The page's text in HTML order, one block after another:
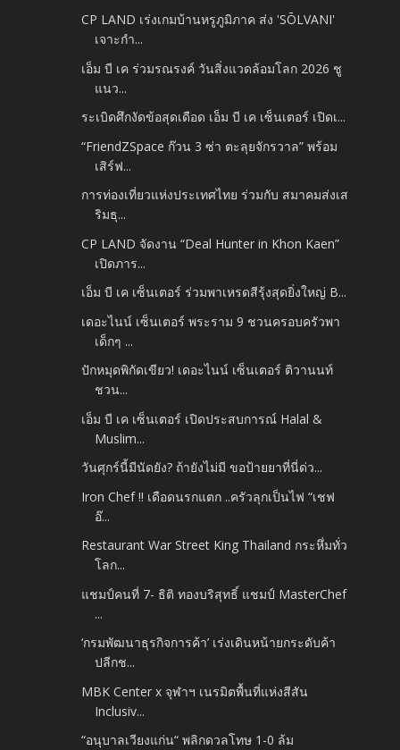
CP LAND เร่งเกมบ้านหรูภูมิภาค ส่ง 'SŌLVANI'
เจาะกำ...
เอ็ม บี เค ร่วมรณรงค์ วันสิ่งแวดล้อมโลก 2026 ชู
แนว...
ระเบิดศึกงัดข้อสุดเดือด เอ็ม บี เค เซ็นเตอร์ เปิดเ...
“FriendZSpace ก๊วน 3 ซ่า ตะลุยจักรวาล” พร้อม
เสิร์ฟ...
การท่องเที่ยวแห่งประเทศไทย ร่วมกับ สมาคมส่งเส
ริมธุ...
CP LAND จัดงาน “Deal Hunter in Khon Kaen”
เปิดภาร...
เอ็ม บี เค เซ็นเตอร์ ร่วมพาเหรดสีรุ้งสุดยิ่งใหญ่ B...
เดอะไนน์ เซ็นเตอร์ พระราม 9 ชวนครอบครัวพา
เด็กๆ ...
ปักหมุดพิกัดเขียว! เดอะไนน์ เซ็นเตอร์ ติวานนท์
ชวน...
เอ็ม บี เค เซ็นเตอร์ เปิดประสบการณ์ Halal &
Muslim...
วันศุกร์นี้มีนัดยัง? ถ้ายังไม่มี ขอป้ายยาที่นี่ด่ว...
Iron Chef !! เดือดนรกแตก ..ครัวลุกเป็นไฟ “เชฟ
อ๊...
Restaurant War Street King Thailand กระหึ่มทั่ว
โลก...
แชมป์คนที่ 7- ธิติ ทองบริสุทธิ์ แชมป์ MasterChef
...
‘กรมพัฒนาธุรกิจการค้า’ เร่งเดินหน้ายกระดับค้า
ปลีกช...
MBK Center x จุฬาฯ เนรมิตพื้นที่แห่งสีสัน
Inclusiv...
“อนุบาลเวียงแก่น“ พลิกดวลโทษ 1-0 ล้ม